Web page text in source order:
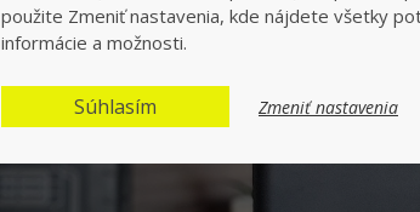
Už viac ako 5
použite Zmeniť nastavenia, kde nájdete všetky
informácie a možnosti.
Súhlasím Zmeniť nastavenia